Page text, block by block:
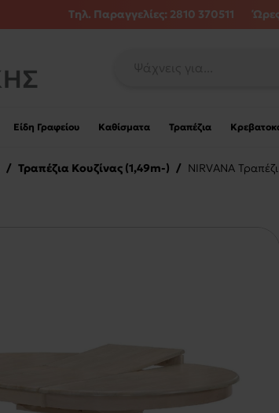
Τηλ. Παραγγελίες: 2810 370511
Είδη Γραφείου Καθίσματα Τραπέζια
/ Τραπέζια Κουζίνας (1,49m-) / NIRVANA